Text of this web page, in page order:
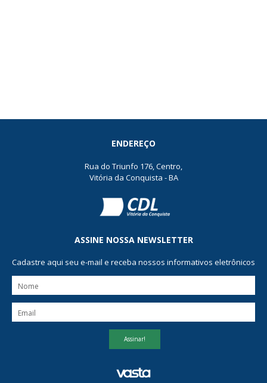
ENDEREÇO
Rua do Triunfo 176, Centro,
Vitória da Conquista - BA
ASSINE NOSSA NEWSLETTER
Cadastre aqui seu e-mail e receba nossos informativos eletrônicos